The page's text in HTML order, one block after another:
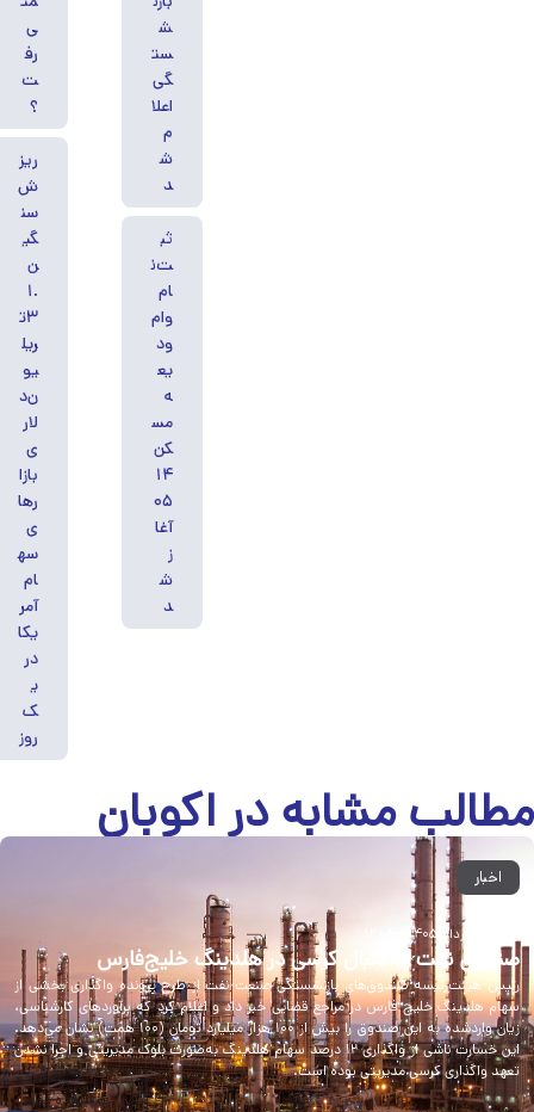
ش
ست
گی
اعلا
ت‌ن
ام
وام
ود
یع
مس
کن
۱۴
۰۵
آغا
ت
ریز
ش
سن
گی
۳ت
ریل
یو
ن‌د
لار
بازا
رها
سه
ام
آمر
یکا
در
ک
روز
مشابهدر اکوبان
اخبار
صندوق نفت به دنبال کرسی در هلدینگ خلیج‌فارس
رئیس هیئت‌رئیسه صندوق‌های بازنشستگی صنعت نفت از طرح پرونده واگذاری بخشی از
سهام هلدینگ خلیج فارس در مراجع قضایی خبر داد و اعلام کرد که برآوردهای کارشناسی،
زیان واردشده به این صندوق را بیش از ۱۰۰ هزار میلیارد تومان (۱۰۰ همت) نشان می‌دهد.
این خسارت ناشی از واگذاری ۱۲ درصد سهام هلدینگ به‌صورت بلوک مدیریتی و اجرا نشدن
تعهد واگذاری کرسی مدیریتی بوده است.
مشاهده مطلب